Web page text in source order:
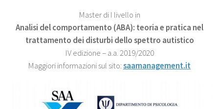
Master di I livello in
Analisi del comportamento (ABA): teoria e pratica nel
trattamento dei disturbi dello spettro autistico
IV edizione – a.a. 2019/2020
Maggiori informazioni sul sito:saamanagement.it